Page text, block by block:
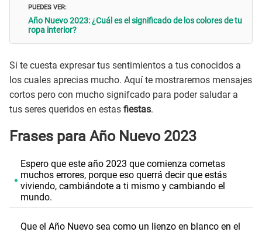
PUEDES VER:
Año Nuevo 2023: ¿Cuál es el significado de los colores de tu
ropa interior?
Si te cuesta expresar tus sentimientos a tus conocidos a
los cuales aprecias mucho. Aquí te mostraremos mensajes
cortos pero con mucho signifcado para poder saludar a
tus seres queridos en estas fiestas.
Frases para Año Nuevo 2023
Espero que este año 2023 que comienza cometas
muchos errores, porque eso querrá decir que estás
viviendo, cambiándote a ti mismo y cambiando el
mundo.
Que el Año Nuevo sea como un lienzo en blanco en el